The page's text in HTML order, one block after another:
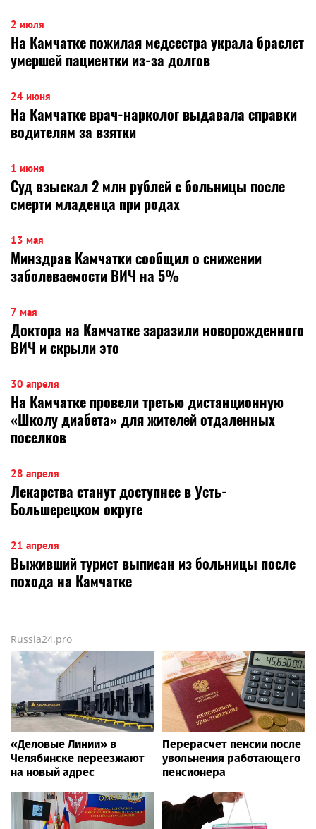
2 июля
На Камчатке пожилая медсестра украла браслет
умершей пациентки из-за долгов
24 июня
На Камчатке врач-нарколог выдавала справки
водителям за взятки
1 июня
Суд взыскал 2 млн рублей с больницы после
смерти младенца при родах
13 мая
Минздрав Камчатки сообщил о снижении
заболеваемости ВИЧ на 5%
7 мая
Доктора на Камчатке заразили новорожденного
ВИЧ и скрыли это
30 апреля
На Камчатке провели третью дистанционную
«Школу диабета» для жителей отдаленных
поселков
28 апреля
Лекарства станут доступнее в Усть-
Большерецком округе
21 апреля
Выживший турист выписан из больницы после
похода на Камчатке
Russia24.pro
«Деловые Линии» в
Челябинске переезжают
на новый адрес
Перерасчет пенсии после
увольнения работающего
пенсионера